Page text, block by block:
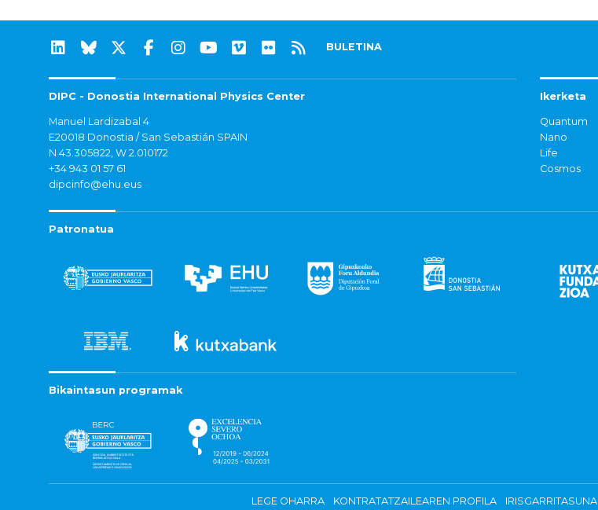
BULETINA
DIPC - Donostia International Physics Center
Manuel Lardizabal 4
E20018 Donostia / San Sebastián SPAIN
N 43.305822, W 2.010172
+34 943 01 57 61
dipcinfo@ehu.eus
Ikerketa
Quantum
Nano
Life
Cosmos
Patronatua
Bikaintasun programak
LEGE OHARRA KONTRATATZAILEAREN PROFILA IRISGARRITASUNA